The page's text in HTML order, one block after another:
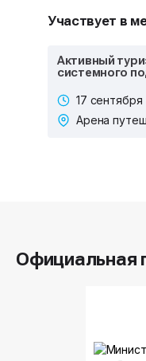
Участвует в
Активный
системного
17 сентября
Арена
Официальная